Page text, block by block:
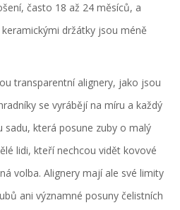
často 18 až 24 měsíců, a
držátky jsou méně
transparentní alignery, jako jsou
se vyrábějí na míru a každý
která posune zuby o malý
lidi, kteří nechcou vidět kovové
volba. Alignery mají ale své limity
ani významné posuny čelistních